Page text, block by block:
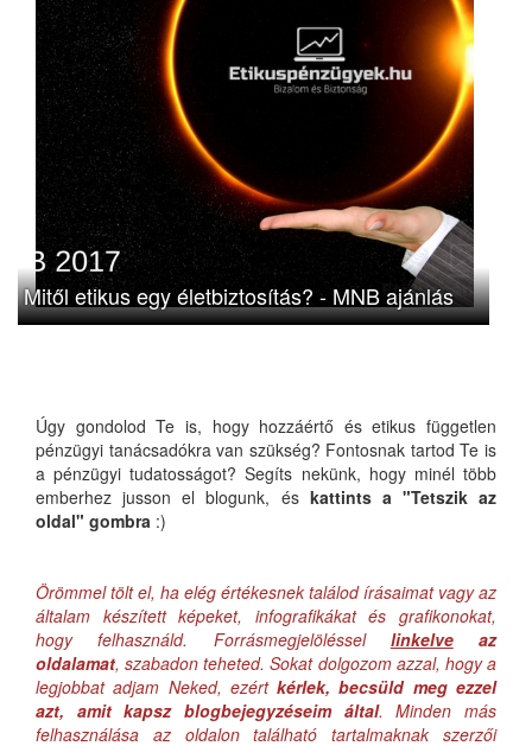
Mitől etikus egy életbiztosítás? - MNB ajánlás
Úgy gondolod Te is, hogy hozzáértő és etikus független
pénzügyi tanácsadókra van szükség? Fontosnak tartod Te is
a pénzügyi tudatosságot? Segíts nekünk, hogy minél több
emberhez jusson el blogunk, és kattints a "Tetszik az
oldal" gombra :)
Örömmel tölt el, ha elég értékesnek találod írásaimat vagy az
általam készített képeket, infografikákat és grafikonokat,
hogy felhasználd. Forrásmegjelöléssel linkelveaz
oldalamat, szabadon teheted. Sokat dolgozom azzal, hogy a
legjobbat adjam Neked, ezértkérlek, becsüld meg ezzel
azt, amit kapsz blogbejegyzéseim által. Minden más
felhasználása az oldalon található tartalmaknak szerzői